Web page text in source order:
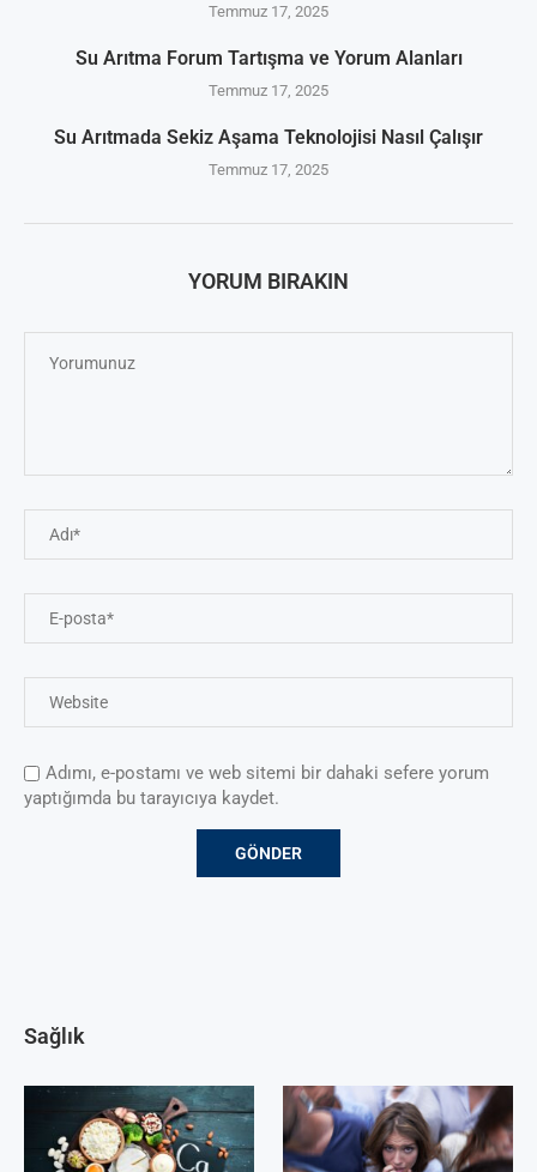
Temmuz 17, 2025
Su Arıtma Forum Tartışma ve Yorum Alanları
Temmuz 17, 2025
Su Arıtmada Sekiz Aşama Teknolojisi Nasıl Çalışır
Temmuz 17, 2025
YORUM BIRAKIN
Adımı, e-postamı ve web sitemi bir dahaki sefere yorum
yaptığımda bu tarayıcıya kaydet.
Sağlık